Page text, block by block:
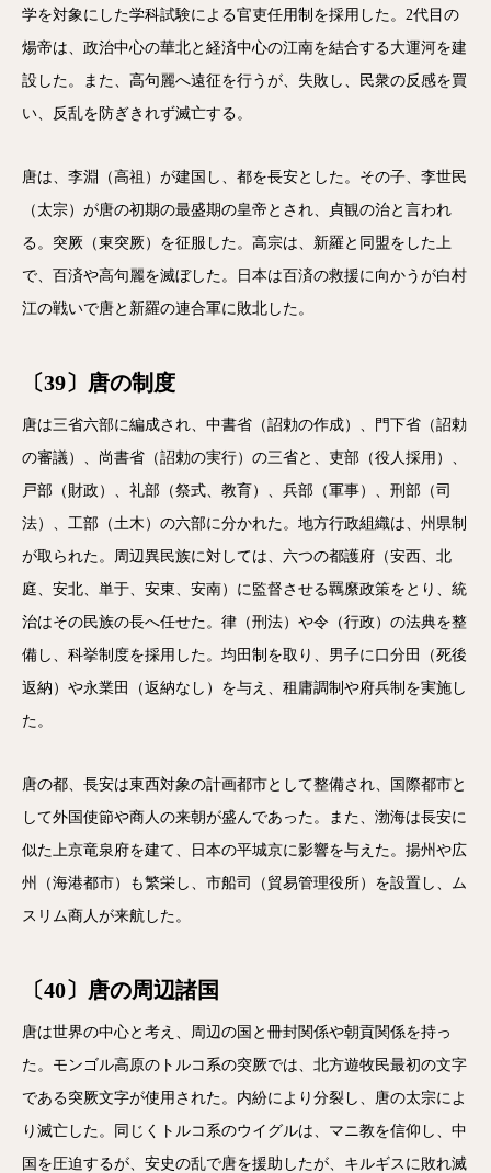
学を対象にした学科試験による官吏任用制を採用した。2代目の
煬帝は、政治中心の華北と経済中心の江南を結合する大運河を建
設した。また、高句麗へ遠征を行うが、失敗し、民衆の反感を買
い、反乱を防ぎきれず滅亡する。
唐は、李淵（高祖）が建国し、都を長安とした。その子、李世民
（太宗）が唐の初期の最盛期の皇帝とされ、貞観の治と言われ
る。突厥（東突厥）を征服した。高宗は、新羅と同盟をした上
で、百済や高句麗を滅ぼした。日本は百済の救援に向かうが白村
江の戦いで唐と新羅の連合軍に敗北した。
〔39〕唐の制度
唐は三省六部に編成され、中書省（詔勅の作成）、門下省（詔勅
の審議）、尚書省（詔勅の実行）の三省と、吏部（役人採用）、
戸部（財政）、礼部（祭式、教育）、兵部（軍事）、刑部（司
法）、工部（土木）の六部に分かれた。地方行政組織は、州県制
が取られた。周辺異民族に対しては、六つの都護府（安西、北
庭、安北、単于、安東、安南）に監督させる羈縻政策をとり、統
治はその民族の長へ任せた。律（刑法）や令（行政）の法典を整
備し、科挙制度を採用した。均田制を取り、男子に口分田（死後
返納）や永業田（返納なし）を与え、租庸調制や府兵制を実施し
た。
唐の都、長安は東西対象の計画都市として整備され、国際都市と
して外国使節や商人の来朝が盛んであった。また、渤海は長安に
似た上京竜泉府を建て、日本の平城京に影響を与えた。揚州や広
州（海港都市）も繁栄し、市船司（貿易管理役所）を設置し、ム
スリム商人が来航した。
〔40〕唐の周辺諸国
唐は世界の中心と考え、周辺の国と冊封関係や朝貢関係を持っ
た。モンゴル高原のトルコ系の突厥では、北方遊牧民最初の文字
である突厥文字が使用された。内紛により分裂し、唐の太宗によ
り滅亡した。同じくトルコ系のウイグルは、マニ教を信仰し、中
国を圧迫するが、安史の乱で唐を援助したが、キルギスに敗れ滅